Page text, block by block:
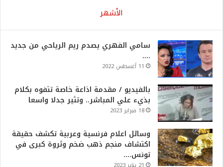
الأشهر
سامي الفهري يصدم ريم الرياحي من جديد
….
11 أغسطس 2022
بالفيديو / مقدمة اذاعة خاصة تتفوه بكلام
بذيء علي المباشر.. وتثير جدلا واسعا
18 فبراير 2023
وسائل اعلام فرنسية وعربية تكشف حقيقة
اكتشاف منجم ذهب ضخم وثروة كبرى في
تونس….